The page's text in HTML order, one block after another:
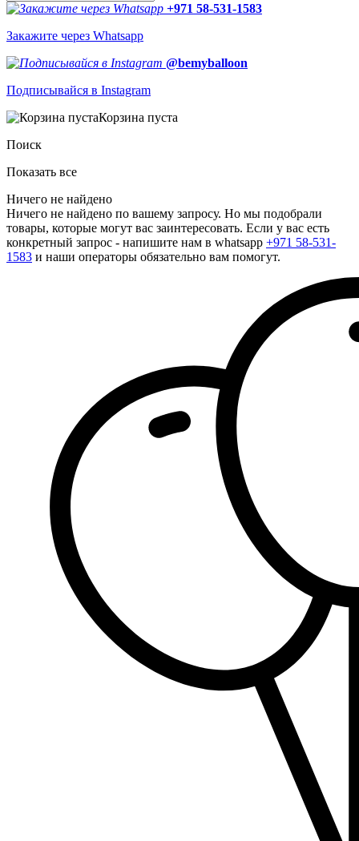
+971 58-531-1583
Закажите через Whatsapp
@bemyballoon
Подписывайся в Instagram
Корзина пуста
Поиск
Показать все
Ничего не найдено
Ничего не найдено по вашему запросу. Но мы подобрали
товары, которые могут вас заинтересовать. Если у вас есть
конкретный запрос - напишите нам в whatsapp +971 58-531-
1583 и наши операторы обязательно вам помогут.